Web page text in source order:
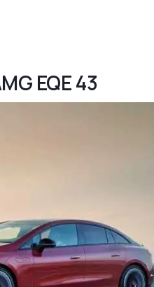
EQE 43